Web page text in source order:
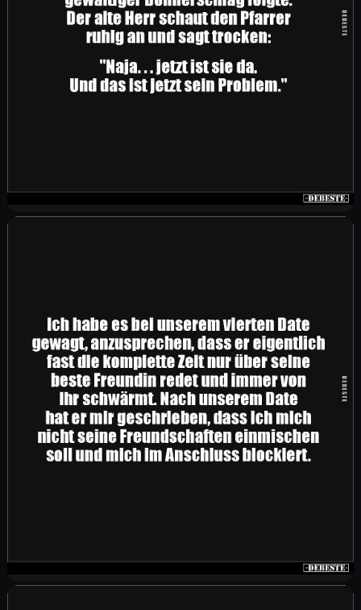
Die Frau heulend aus der Umkleidekabine: „Sie
ist zu eng!" Mann: „Die Hose oder die Kabine?"
Der Tod trat sofort ein.
Kaum war die Beerdigung vorbei, zuckte in der
Ferne ein Blitz und ein gewaltiger
Donnerschlag folgte. Der alte Herr schaut den
Pfarrer ruhig an und sagt trocken: "Naja. . . jetzt
ist sie da. Und das ist jetzt sein Problem."